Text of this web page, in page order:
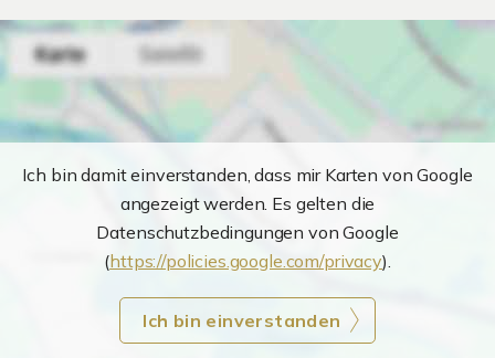
Ich bin damit einverstanden, dass mir Karten von Google
angezeigt werden. Es gelten die
Datenschutzbedingungen von Google
(https://policies.google.com/privacy).
Ich bin einverstanden